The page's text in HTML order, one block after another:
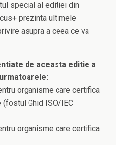
special al editiei din
prezinta ultimele
asupra a ceea ce va
de aceasta editie a
organisme care certifica
Ghid ISO/IEC
organisme care certifica